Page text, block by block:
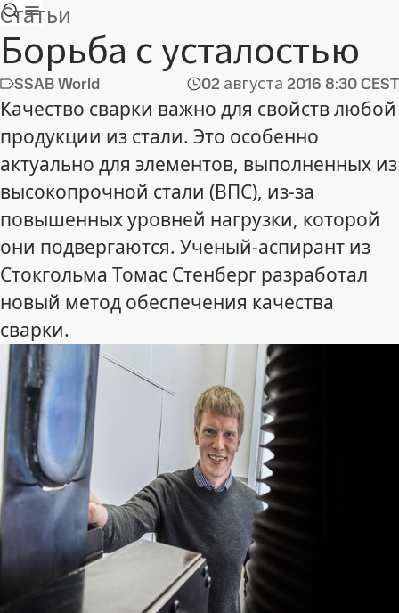
Статьи
Борьба с усталостью
SSAB World 02 августа 2016 8:30 CEST
Качество сварки важно для свойств любой
продукции из стали. Это особенно
актуально для элементов, выполненных из
высокопрочной стали (ВПС), из-за
повышенных уровней нагрузки, которой
они подвергаются. Ученый-аспирант из
Стокгольма Томас Стенберг разработал
новый метод обеспечения качества
сварки.